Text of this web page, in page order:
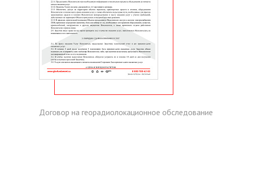
Договор на георадиолокационное обследование